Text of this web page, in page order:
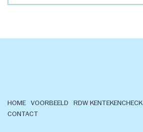
HOME VOORBEELD RDW KENTEKENCHECK
CONTACT